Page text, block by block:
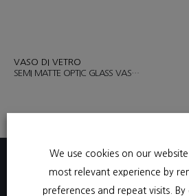
VASO DI VETRO
SEMI MATTE OPTIC GLASS VASE LARGE / ART.CVH1229
We use cookies on our
most relevant experience by
preferences and repeat visits. By